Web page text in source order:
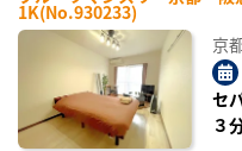
1K(No.930233)
京
セ
３